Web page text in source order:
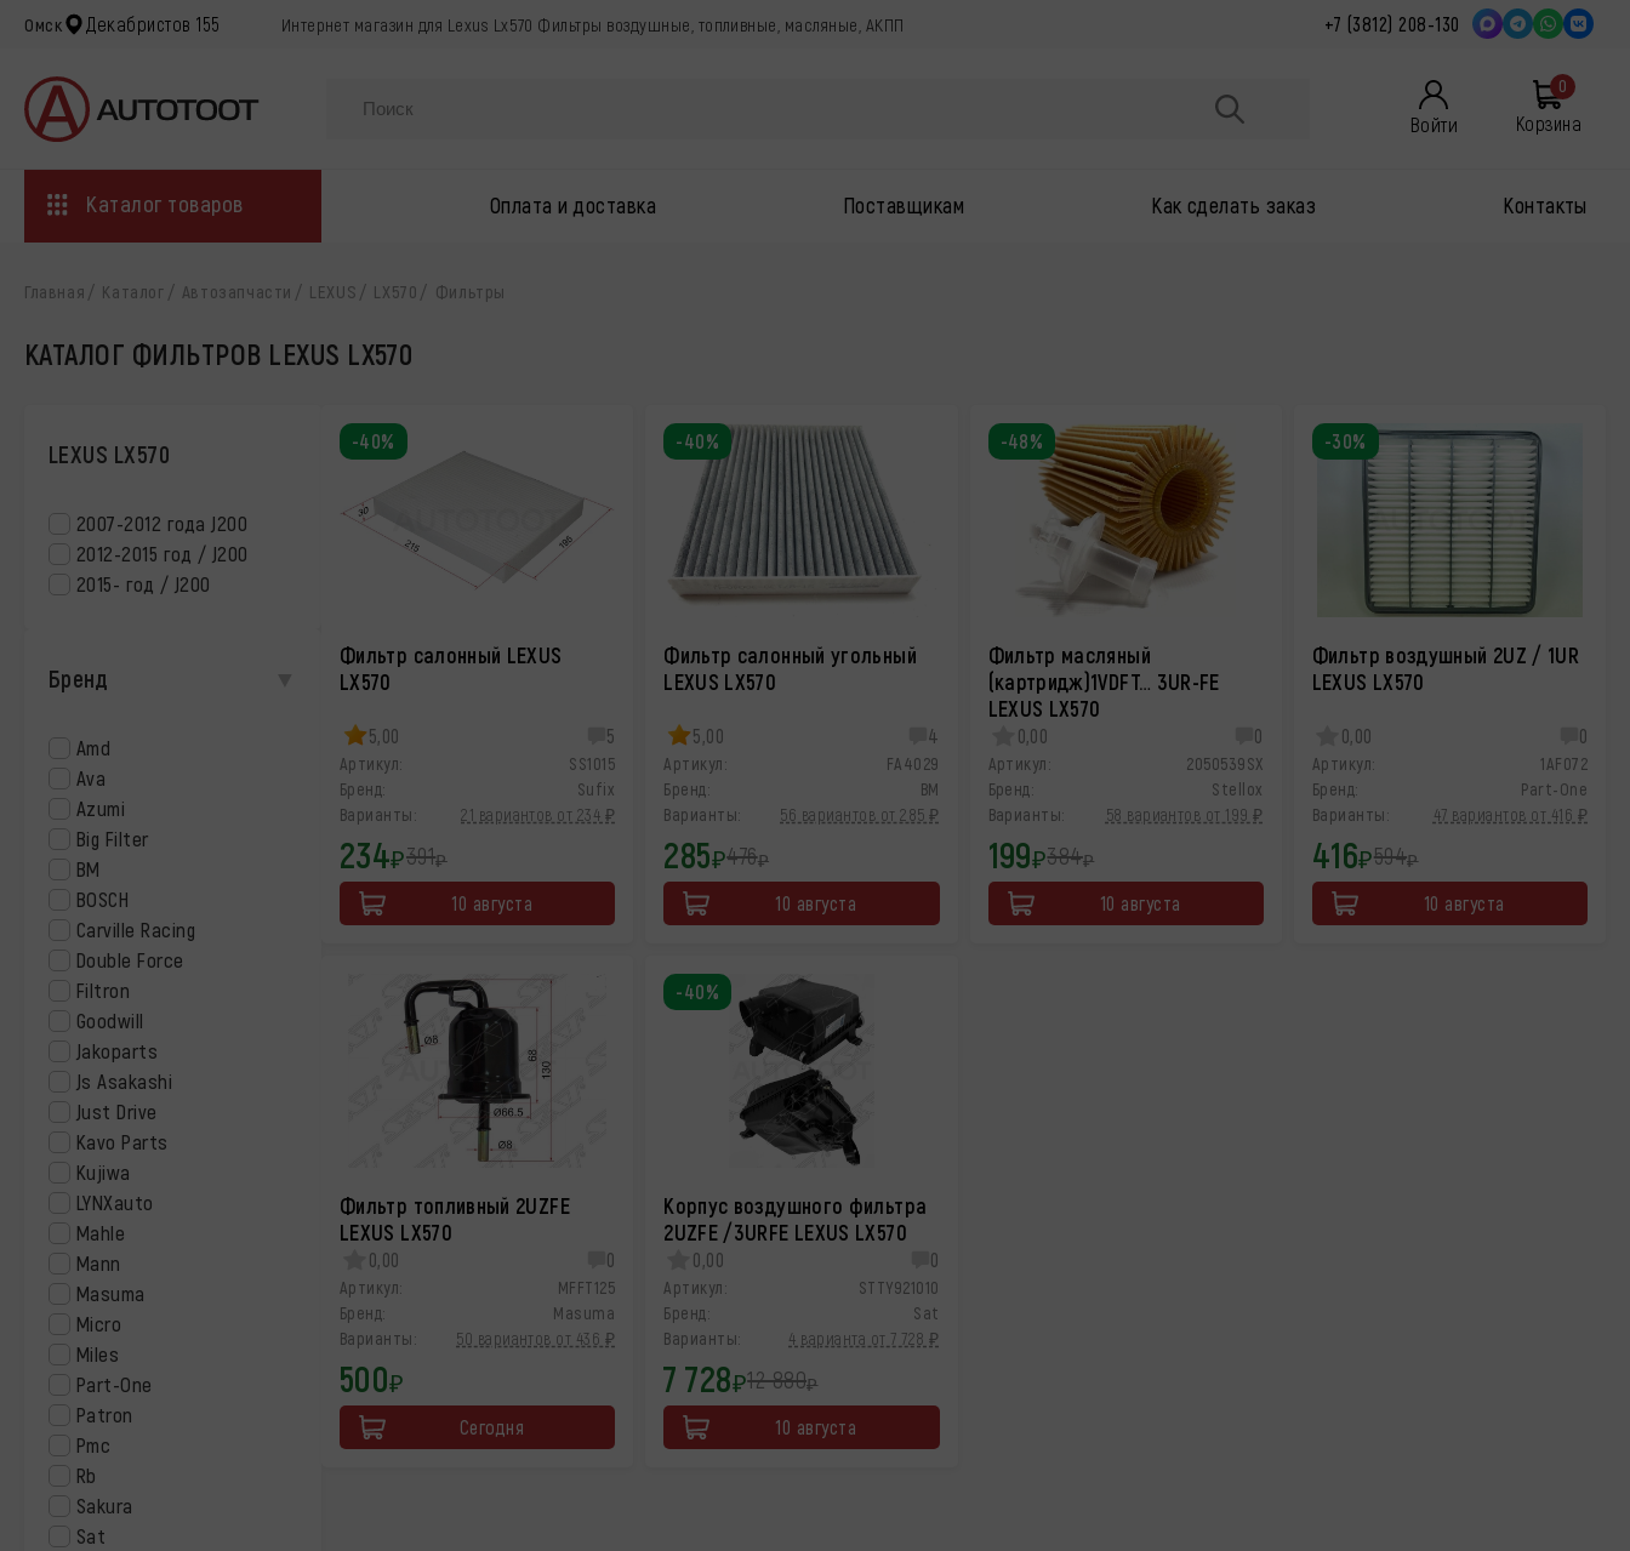
Омск Декабристов 155 Интернет магазин для Lexus Lx570 Фильтры воздушные, топливные, масляные, АКПП +7 (3812) 208-130
Войти
0
Корзина
Каталог товаров Оплата и доставка Поставщикам Как сделать заказ Контакты
Главная Каталог Автозапчасти LEXUS LX570 Фильтры
КАТАЛОГ ФИЛЬТРОВ LEXUS LX570
LEXUS LX570
2007-2012 года J200
2012-2015 год / J200
2015- год / J200
Бренд
Amd
Ava
Azumi
Big Filter
BM
BOSCH
Carville Racing
Double Force
Filtron
Goodwill
Jakoparts
Js Asakashi
Just Drive
Kavo Parts
Kujiwa
LYNXauto
Mahle
Mann
Masuma
Micro
Miles
Part-One
Patron
Pmc
Rb
Sakura
Sat
Фильтр салонный LEXUS
LX570
5,00 5
Артикул:
SS1015
Бренд:
Sufix
Варианты:
21 вариантов от 234 ₽
234₽391₽
10 августа
-40%
Фильтр салонный угольный
LEXUS LX570
5,00 4
Артикул:
FA4029
Бренд:
BM
Варианты:
56 вариантов от 285 ₽
285₽476₽
10 августа
-40%
Фильтр масляный
(картридж)1VDFT… 3UR-FE
LEXUS LX570
0,00 0
Артикул:
2050539SX
Бренд:
Stellox
Варианты:
58 вариантов от 199 ₽
199₽384₽
10 августа
-48%
Фильтр воздушный 2UZ / 1UR
LEXUS LX570
0,00 0
Артикул:
1AF072
Бренд:
Part-One
Варианты:
47 вариантов от 416 ₽
416₽594₽
10 августа
-30%
Фильтр топливный 2UZFE
LEXUS LX570
0,00 0
Артикул:
MFFT125
Бренд:
Masuma
Варианты:
50 вариантов от 436 ₽
500₽
Сегодня
Корпус воздушного фильтра
2UZFE /3URFE LEXUS LX570
0,00 0
Артикул:
STTY921010
Бренд:
Sat
Варианты:
4 варианта от 7 728 ₽
7 728₽12 880₽
10 августа
-40%